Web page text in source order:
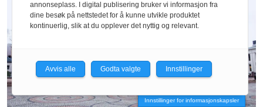
Innstillinger for informasjonskapsler
annonseplass. I digital publisering bruker vi informasjon fra
dine besøk på nettstedet for å kunne utvikle produktet
kontinuerlig, slik at du opplever det nyttig og relevant.
Avvis alle Godta valgte Innstillinger